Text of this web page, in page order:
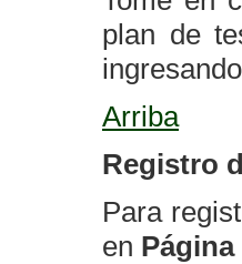
plan de
Arriba
Registro
Para
en